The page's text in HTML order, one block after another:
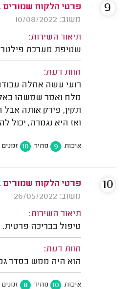
פרטי הלקוח שמורים
משוב: 10/08/2022
תיאור השירות:
שטיפת מערכת
חוות דעת:
רועי עשה אחלה
מלח ואמר שמשהו
תקין, פירק אותה
ואז היא נגמרה, יכול
איכות 9 מחיר 10 זמנים
9
פרטי הלקוח שמורים
משוב: 26/05/2022
תיאור השירות:
טיפול בבריכה פרטית.
חוות דעת:
הוא היה ממש בסדר
איכות 10 מחיר 8 זמנים
10